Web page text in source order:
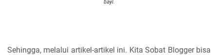
Sehingga, melalui artikel-artikel ini. Kita Sobat Blogger bisa